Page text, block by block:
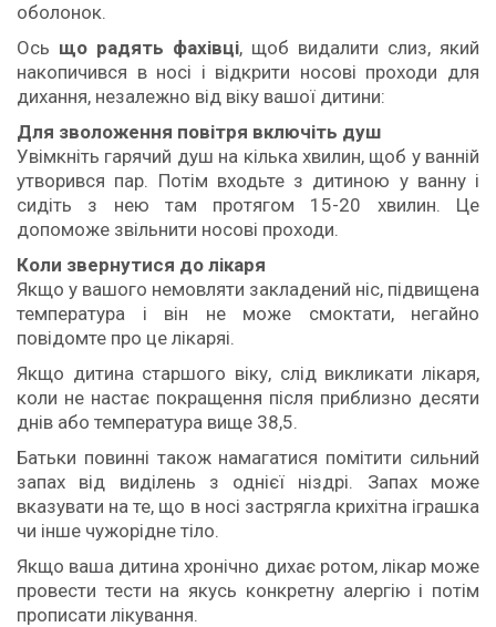
оболонок.
Ось що радять фахівці, щоб видалити слиз, який
накопичився в носі і відкрити носові проходи для
дихання, незалежно від віку вашої дитини:
Для зволоження повітря включіть душ
Увімкніть гарячий душ на кілька хвилин, щоб у ванній
утворився пар. Потім входьте з дитиною у ванну і
сидіть з нею там протягом 15-20 хвилин. Це
допоможе звільнити носові проходи.
Коли звернутися до лікаря
Якщо у вашого немовляти закладений ніс, підвищена
температура і він не може смоктати, негайно
повідомте про це лікаряі.
Якщо дитина старшого віку, слід викликати лікаря,
коли не настає покращення після приблизно десяти
днів або температура вище 38,5.
Батьки повинні також намагатися помітити сильний
запах від виділень з однієї ніздрі. Запах може
вказувати на те, що в носі застрягла крихітна іграшка
чи інше чужорідне тіло.
Якщо ваша дитина хронічно дихає ротом, лікар може
провести тести на якусь конкретну алергію і потім
прописати лікування.